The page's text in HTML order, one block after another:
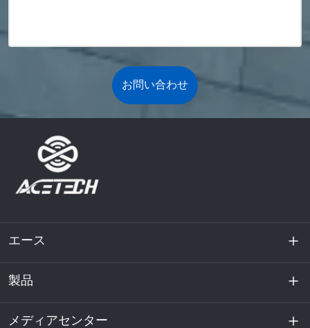
お問い合わせ
エース
私たちに関しては
持続可能性
製品
エネルギー貯蔵
メディアセンター